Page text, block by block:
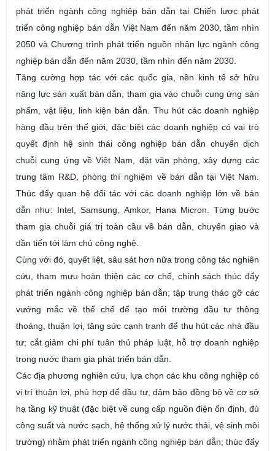
phát triển ngành công nghiệp bán dẫn tại Chiến lược phát
triển công nghiệp bán dẫn Việt Nam đến năm 2030, tầm nhìn
2050 và Chương trình phát triển nguồn nhân lực ngành công
nghiệp bán dẫn đến năm 2030, tầm nhìn đến năm 2030.
Tăng cường hợp tác với các quốc gia, nền kinh tế sở hữu
năng lực sản xuất bán dẫn, tham gia vào chuỗi cung ứng sản
phẩm, vật liệu, linh kiện bán dẫn. Thu hút các doanh nghiệp
hàng đầu trên thế giới, đặc biệt các doanh nghiệp có vai trò
quyết định hệ sinh thái công nghiệp bán dẫn chuyển dịch
chuỗi cung ứng về Việt Nam, đặt văn phòng, xây dựng các
trung tâm R&D, phòng thí nghiệm về bán dẫn tại Việt Nam.
Thúc đẩy quan hệ đối tác với các doanh nghiệp lớn về bán
dẫn như: Intel, Samsung, Amkor, Hana Micron. Từng bước
tham gia chuỗi giá trị toàn cầu về bán dẫn, chuyển giao và
dần tiến tới làm chủ công nghệ.
Cùng với đó, quyết liệt, sâu sát hơn nữa trong công tác nghiên
cứu, tham mưu hoàn thiện các cơ chế, chính sách thúc đẩy
phát triển ngành công nghiệp bán dẫn; tập trung tháo gỡ các
vướng mắc về thể chế để tạo môi trường đầu tư thông
thoáng, thuận lợi, tăng sức cạnh tranh để thu hút các nhà đầu
tư; cắt giảm chi phí tuân thủ pháp luật, hỗ trợ doanh nghiệp
trong nước tham gia phát triển bán dẫn.
Các địa phương nghiên cứu, lựa chọn các khu công nghiệp có
vị trí thuận lợi, phù hợp để đầu tư, đảm bảo đồng bộ về cơ sở
hạ tầng kỹ thuật (đặc biệt về cung cấp nguồn điện ổn định, đủ
công suất và nước sạch, hệ thống xử lý nước thải, vệ sinh môi
trường) nhằm phát triển ngành công nghiệp bán dẫn; thúc đẩy